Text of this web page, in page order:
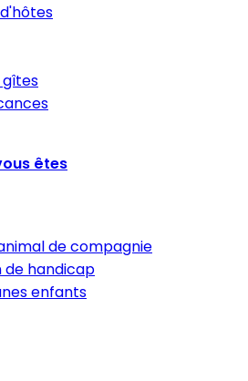
gîtes
êtes
de compagnie
de handicap
enfants